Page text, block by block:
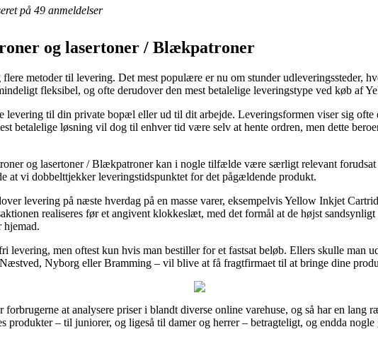
på 49 anmeldelser
og lasertoner / Blækpatroner
metoder til levering. Det mest populære er nu om stunder udleveringssteder,
fleksibel, og ofte derudover den mest betalelige leveringstype ved køb af
levering til din private bopæl eller ud til dit arbejde. Leveringsformen viser sig
betalelige løsning vil dog til enhver tid være selv at hente ordren, men dette
og lasertoner / Blækpatroner kan i nogle tilfælde være særligt relevant forudsat
at vi dobbelttjekker leveringstidspunktet for det pågældende produkt.
levering på næste hverdag på en masse varer, eksempelvis Yellow Inkjet
realiseres før et angivent klokkeslæt, med det formål at de højst
hjemad.
levering, men oftest kun hvis man bestiller for et fastsat beløb. Ellers skulle man
Nyborg eller Bramming – vil blive at få fragtfirmaet til at bringe dine
at analysere priser i blandt diverse online varehuse, og så har en lang
produkter – til juniorer, og ligeså til damer og herrer – betragteligt, og endda